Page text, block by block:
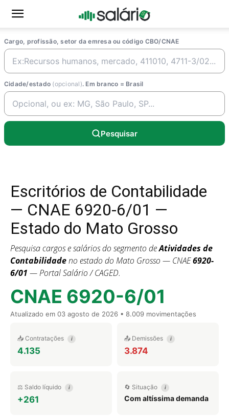
Cargo, profissão, setor da emresa ou código CBO/CNAE
Cidade/estado (opcional). Em branco = Brasil
Pesquisar
Escritórios de Contabilidade
— CNAE 6920-6/01 —
Estado do Mato Grosso
Pesquisa cargos e salários do segmento deAtividades de
Contabilidadeno estado do Mato Grosso — CNAE6920-
6/01 — Portal Salário / CAGED.
CNAE 6920-6/01
Atualizado em 03 agosto de 2026 • 8.009 movimentações
📥 Contratações i
4.135
📤 Demissões i
3.874
⚖️ Saldo líquido i
+261
🔄 Situação i
Com altíssima demanda